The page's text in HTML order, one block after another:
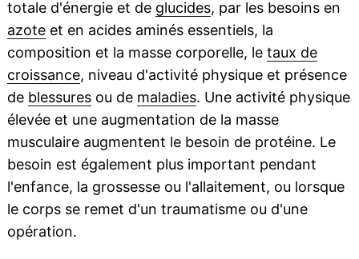
totale d'énergie et de glucides, par les besoins en
azoteet en acides aminés essentiels, la
composition et la masse corporelle, le taux de
croissance, niveau d'activité physique et présence
de blessuresou de maladies. Une activité physique
élevée et une augmentation de la masse
musculaire augmentent le besoin de protéine. Le
besoin est également plus important pendant
l'enfance, la grossesse ou l'allaitement, ou lorsque
le corps se remet d'un traumatisme ou d'une
opération.